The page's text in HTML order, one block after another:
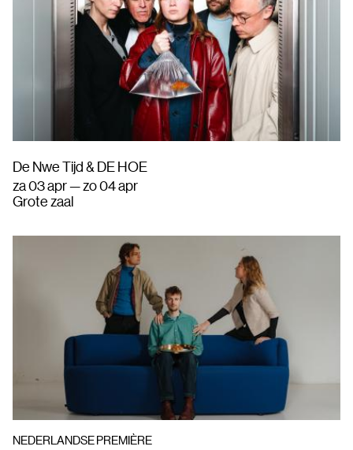
De Nwe Tijd & DE HOE
za 03 apr — zo 04 apr
Grote zaal
NEDERLANDSE PREMIÈRE